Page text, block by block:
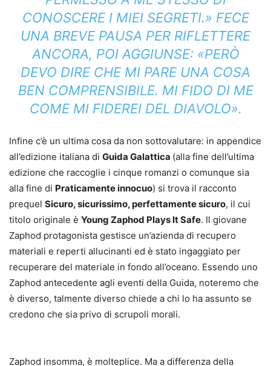
CONOSCERE I MIEI SEGRETI.» FECE
UNA BREVE PAUSA PER RIFLETTERE
ANCORA, POI AGGIUNSE: «PERÒ
DEVO DIRE CHE MI PARE UNA COSA
BEN COMPRENSIBILE. MI FIDO DI ME
COME MI FIDEREI DEL DIAVOLO».
Infine c’è un ultima cosa da non sottovalutare: in appendice
all’edizione italiana di Guida Galattica (alla fine dell’ultima
edizione che raccoglie i cinque romanzi o comunque sia
alla fine di Praticamente innocuo) si trova il racconto
prequel Sicuro, sicurissimo, perfettamente sicuro, il cui
titolo originale è Young Zaphod Plays It Safe. Il giovane
Zaphod protagonista gestisce un’azienda di recupero
materiali e reperti allucinanti ed è stato ingaggiato per
recuperare del materiale in fondo all’oceano. Essendo uno
Zaphod antecedente agli eventi della Guida, noteremo che
è diverso, talmente diverso chiede a chi lo ha assunto se
credono che sia privo di scrupoli morali.
Zaphod insomma, è molteplice. Ma a differenza della